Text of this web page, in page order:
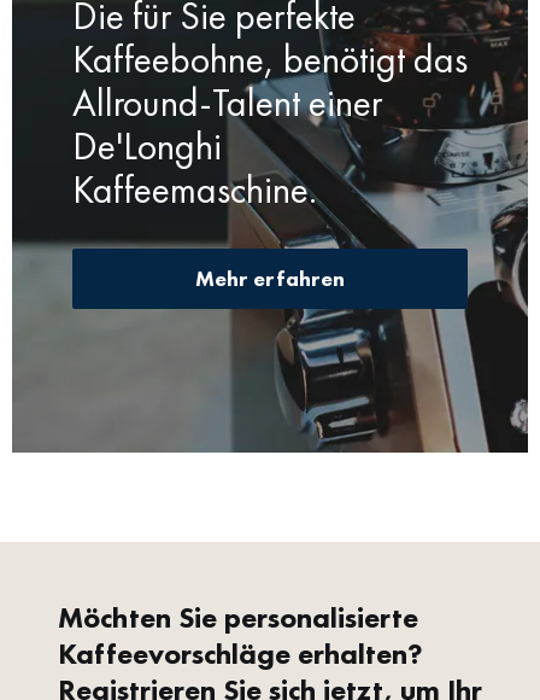
Rohkaffee ein Teil unseres Direktimports aus 2020.
Mókuska Specialty Coffee genießen kannst.
Die für Sie perfekte
Kaffeebohne, benötigt das
Allround-Talent einer
De'Longhi
Kaffeemaschine.
Mehr erfahren
Möchten Sie personalisierte
Kaffeevorschläge erhalten?
Registrieren Sie sich jetzt, um Ihr